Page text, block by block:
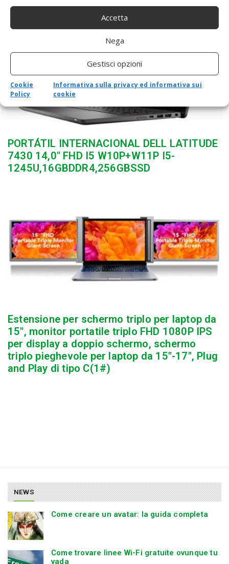
Accetta
Nega
Gestisci opzioni
Cookie
Policy
Informativa sulla privacy ed informativa sui
cookie
PORTÁTIL INTERNACIONAL DELL LATITUDE
7430 14,0″ FHD I5 W10P+W11P I5-
1245U,16GBDDR4,256GBSSD
Estensione per schermo triplo per laptop da
15″, monitor portatile triplo FHD 1080P IPS
per display a doppio schermo, schermo
triplo pieghevole per laptop da 15″-17″, Plug
and Play di tipo C(1#)
NEWS
Come creare un avatar: la guida completa
Come trovare linee Wi-Fi gratuite ovunque tu
vada